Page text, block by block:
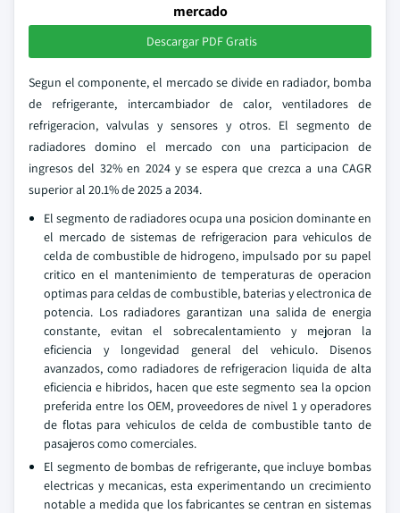
mercado
Descargar PDF Gratis
Segun el componente, el mercado se divide en radiador, bomba
de refrigerante, intercambiador de calor, ventiladores de
refrigeracion, valvulas y sensores y otros. El segmento de
radiadores domino el mercado con una participacion de
ingresos del 32% en 2024 y se espera que crezca a una CAGR
superior al 20.1% de 2025 a 2034.
El segmento de radiadores ocupa una posicion dominante en
el mercado de sistemas de refrigeracion para vehiculos de
celda de combustible de hidrogeno, impulsado por su papel
critico en el mantenimiento de temperaturas de operacion
optimas para celdas de combustible, baterias y electronica de
potencia. Los radiadores garantizan una salida de energia
constante, evitan el sobrecalentamiento y mejoran la
eficiencia y longevidad general del vehiculo. Disenos
avanzados, como radiadores de refrigeracion liquida de alta
eficiencia e hibridos, hacen que este segmento sea la opcion
preferida entre los OEM, proveedores de nivel 1 y operadores
de flotas para vehiculos de celda de combustible tanto de
pasajeros como comerciales.
El segmento de bombas de refrigerante, que incluye bombas
electricas y mecanicas, esta experimentando un crecimiento
notable a medida que los fabricantes se centran en sistemas